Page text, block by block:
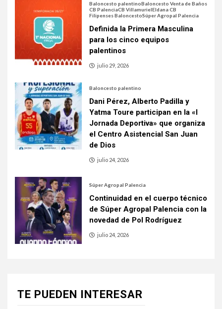
Baloncesto palentinoBaloncesto Venta de Baños
CB PalenciaCB VillamurielEldana CB
Filipenses BaloncestoSúper Agropal Palencia
Definida la Primera Masculina
para los cinco equipos
palentinos
julio 29, 2026
Baloncesto palentino
Dani Pérez, Alberto Padilla y
Yatma Toure participan en la «I
Jornada Deportiva» que organiza
el Centro Asistencial San Juan
de Dios
julio 24, 2026
Súper Agropal Palencia
Continuidad en el cuerpo técnico
de Súper Agropal Palencia con la
novedad de Pol Rodríguez
julio 24, 2026
TE PUEDEN INTERESAR